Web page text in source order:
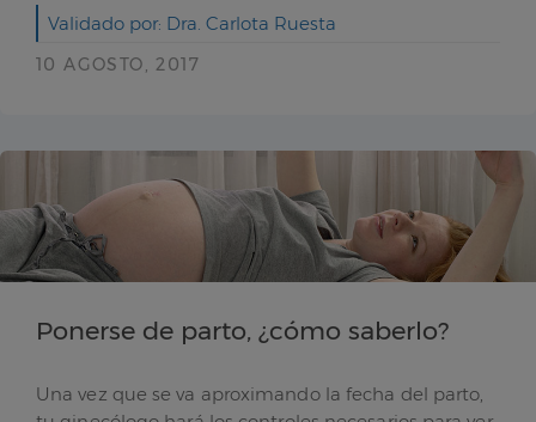
Validado por: Dra. Carlota Ruesta
10 AGOSTO, 2017
Ponerse de parto, ¿cómo saberlo?
Una vez que se va aproximando la fecha del parto,